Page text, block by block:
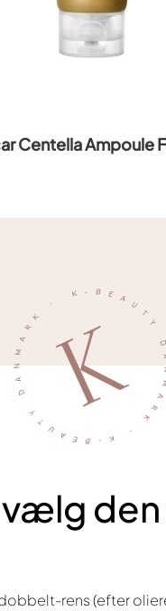
Centella Ampoule
rens (efter